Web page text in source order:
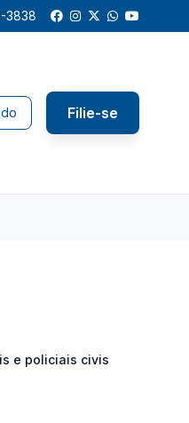
3838
Filie-se
e policiais civis